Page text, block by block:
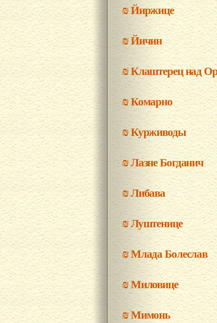
₪Йиржице
₪Йичин
₪Клаштерец над
₪Комарно
₪Курживоды
₪Лазне Богданич
₪Либава
₪Луштенице
₪Млада Болеслав
₪Миловице
₪Мимонь